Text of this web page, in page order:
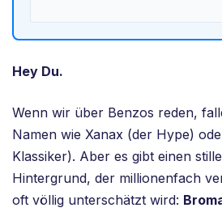
Hey Du.
Wenn wir über Benzos reden,
Namen wie Xanax (der Hype)
Klassiker). Aber es gibt einen
Hintergrund, der millionenfach
oft völlig unterschätzt wird: